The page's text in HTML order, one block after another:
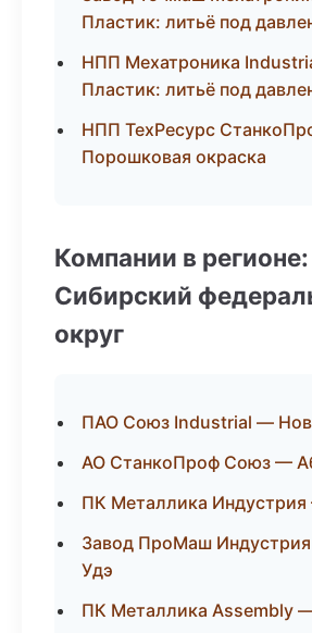
Пластик: литьё под
НПП Мехатроника
Пластик: литьё под
НПП ТехРесурс
Порошковая окраска
Компании в регионе:
Сибирский
округ
ПАО Союз Industrial —
АО СтанкоПроф Союз —
ПК Металлика
Завод ПроМаш
Удэ
ПК Металлика Assembly